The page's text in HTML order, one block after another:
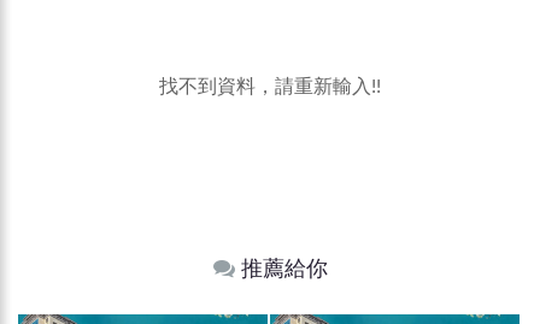
找不到資料，請重新輸入!!
推薦給你